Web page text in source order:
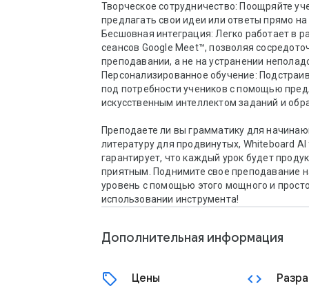
Творческое сотрудничество: Поощряйте
предлагать свои идеи или ответы прямо на
Бесшовная интеграция: Легко работает в
сеансов Google Meet™, позволяя
преподавании, а не на устранении
Персонализированное обучение:
под потребности учеников с помощью
искусственным интеллектом заданий и
Преподаете ли вы грамматику для
литературу для продвинутых, Whiteboard
гарантирует, что каждый урок будет
приятным. Поднимите свое преподавание
уровень с помощью этого мощного и
использовании инструмента!
Дополнительная информация
sell Цены code